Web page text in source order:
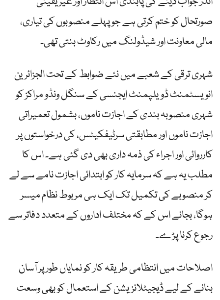
صورتحال کو ختم کرتی ہے جو پہلے منصوبوں کی تیاری،
مالی معاونت اور شیڈولنگ میں رکاوٹ بنتی تھی۔
شہری ترقی کے شعبے میں نئے ضوابط کے تحت الجزائرین
انویسٹمنٹ ڈویلپمنٹ ایجنسی کے سنگل ونڈو مراکز کو
شہری منصوبہ بندی کے اجازت ناموں، بشمول تعمیراتی
اجازت ناموں اور مطابقتی سرٹیفکیٹس، کی درخواستوں پر
کارروائی اور اجراء کی ذمہ داری بھی دی گئی ہے۔ اس کا
مطلب یہ ہے کہ سرمایہ کار کو ابتدائی اجازت نامے سے لے
کر منصوبے کی تکمیل تک ایک ہی مربوط نظام میسر
ہوگا، بجائے اس کے کہ مختلف اداروں کے متعدد دفاتر سے
رجوع کرنا پڑے۔
اصلاحات میں انتظامی طریقہ کار کو نمایاں طور پر آسان
بنانے کے لیے ڈیجیٹلائزیشن کے استعمال کو بھی وسعت